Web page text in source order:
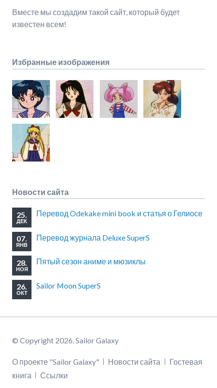
Вместе мы создадим такой сайт, который будет
известен всем!
Избранные изображения
Новости сайта
25.
ДЕК
Перевод Odekake mini book и статья о Гелиосе
07.
ЯНВ
Перевод журнала Deluxe SuperS
28.
НОЯ
Пятый сезон аниме и мюзиклы
26.
ОКТ
Sailor Moon SuperS
© Copyright 2026. Sailor Galaxy
Пропустить
навигацию
О проекте "Sailor Galaxy" Новости сайта
Гостевая
книга
Ссылки